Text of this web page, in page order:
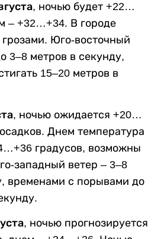
ночью будет +22…
– +32…+34. В городе
Юго-восточный
3–8 метров в секунду,
15–20 метров в
ночью ожидается +20…
Днем температура
градусов, возможны
западный ветер – 3–8
временами с порывами до
ночью прогнозируется